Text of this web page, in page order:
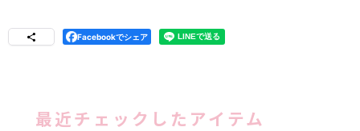
Facebookでシェア
最近チェックしたアイテム